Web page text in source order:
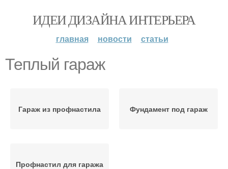
ИДЕИ ДИЗАЙНА ИНТЕРЬЕРА
главная новости статьи
Теплый гараж
Гараж из профнастила Фундамент под гараж
Профнастил для гаража